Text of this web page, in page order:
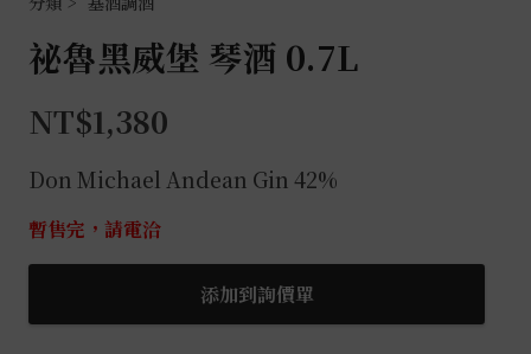
祕魯黑威堡 琴酒 0.7L
NT$1,380
Don Michael Andean Gin 42%
暫售完，請電洽
添加到詢價單